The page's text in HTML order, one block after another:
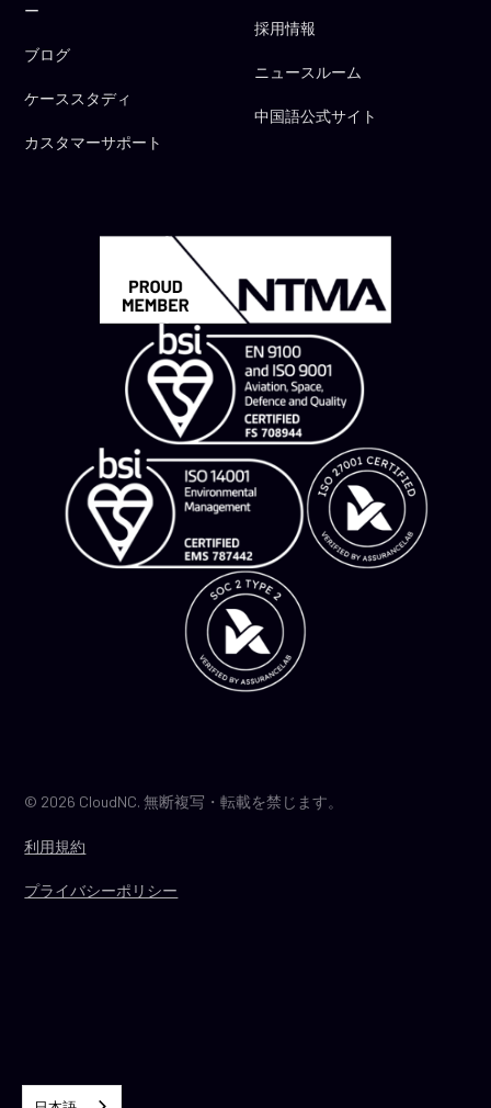
ー
ブログ
ケーススタディ
カスタマーサポート
採用情報
ニュースルーム
中国語公式サイト
利用規約
プライバシーポリシー
© 2026 CloudNC. 無断複写・転載を禁じます。